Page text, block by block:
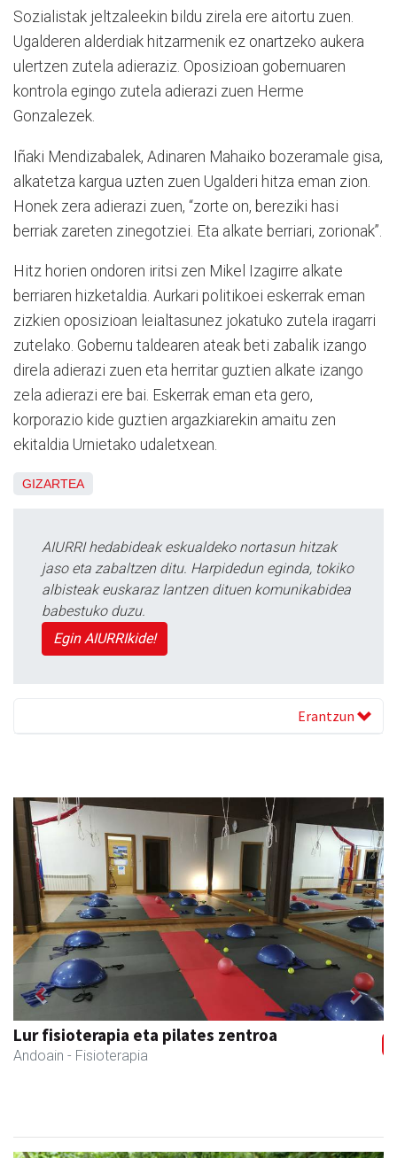
Sozialistak jeltzaleekin bildu zirela ere aitortu zuen.
Ugalderen alderdiak hitzarmenik ez onartzeko aukera
ulertzen zutela adieraziz. Oposizioan gobernuaren
kontrola egingo zutela adierazi zuen Herme
Gonzalezek.
Iñaki Mendizabalek, Adinaren Mahaiko bozeramale gisa,
alkatetza kargua uzten zuen Ugalderi hitza eman zion.
Honek zera adierazi zuen, “zorte on, bereziki hasi
berriak zareten zinegotziei. Eta alkate berriari, zorionak”.
Hitz horien ondoren iritsi zen Mikel Izagirre alkate
berriaren hizketaldia. Aurkari politikoei eskerrak eman
zizkien oposizioan leialtasunez jokatuko zutela iragarri
zutelako. Gobernu taldearen ateak beti zabalik izango
direla adierazi zuen eta herritar guztien alkate izango
zela adierazi ere bai. Eskerrak eman eta gero,
korporazio kide guztien argazkiarekin amaitu zen
ekitaldia Urnietako udaletxean.
GIZARTEA
AIURRI hedabideak eskualdeko nortasun hitzak
jaso eta zabaltzen ditu. Harpidedun eginda, tokiko
albisteak euskaraz lantzen dituen komunikabidea
babestuko duzu.
Egin AIURRIkide!
Erantzun
Lur fisioterapia eta pilates zentroa
Andoain - Fisioterapia
Previous Next